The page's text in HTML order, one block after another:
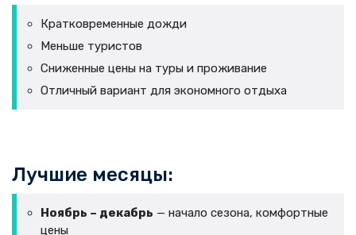
Кратковременные дожди
Меньше туристов
Сниженные цены на туры и проживание
Отличный вариант для экономного отдыха
Лучшие месяцы:
Ноябрь – декабрь — начало сезона, комфортные
цены